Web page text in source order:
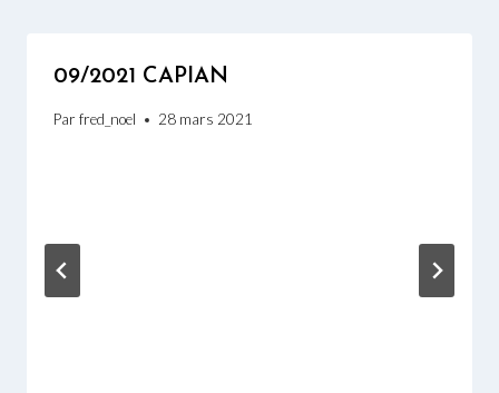
09/2021 CAPIAN
Par fred_noel 28 mars 2021